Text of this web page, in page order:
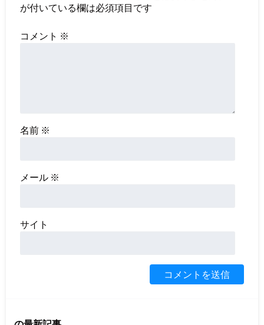
が付いている欄は必須項目です
コメント ※
名前 ※
メール ※
サイト